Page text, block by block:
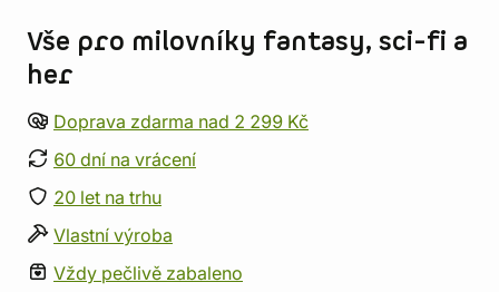
Vše pro milovníky fantasy, sci-fi a
her
Doprava zdarma nad 2 299 Kč
60 dní na vrácení
20 let na trhu
Vlastní výroba
Vždy pečlivě zabaleno